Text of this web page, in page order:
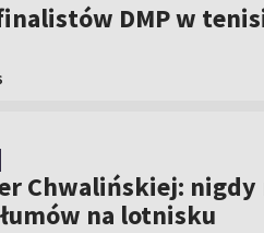
DMP w
Chwalińskiej: nigdy
na lotnisku